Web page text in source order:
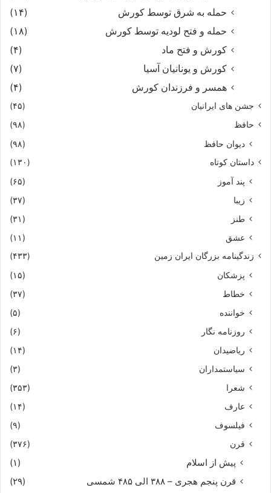
حمله به شرق توسط کورش
(۱۴)
حمله و فتح لودیه توسط کورش
(۱۸)
کورش و فتح ماد
(۴)
کورش و یونانیان آسیا
(۷)
همسر و فرزندان کورش
(۴)
جشن های ایرانیان
(۴۵)
حافظ
(۹۸)
دیوان حافظ (۹۸)
داستان کوتاه (۱۳۰)
پند آموز
(۶۵)
زیبا
(۳۷)
طنز
(۳۱)
عشق
(۱۱)
زندگینامه بزرگان ایران زمین (۴۳۳)
پزشکان
(۱۵)
خطاط
(۳۷)
خواننده
(۵)
روزنامه نگار
(۶)
ریاضیدان
(۱۴)
سیاستمداران
(۳)
شعرا
(۳۵۳)
عارف
(۱۴)
فیلسوف
(۹)
قرن
(۳۷۶)
پیش از اسلام
(۱)
قرن پنجم هجری – ۳۸۸ الی ۴۸۵ شمسی
(۲۹)